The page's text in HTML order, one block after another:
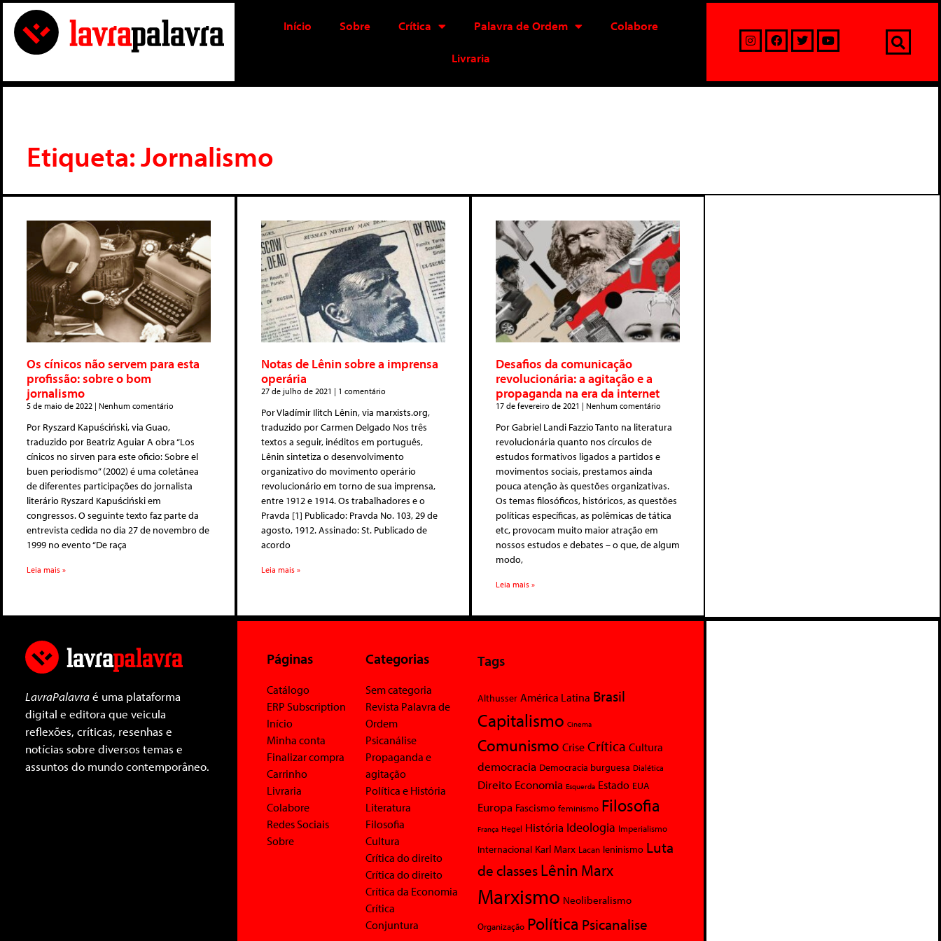
Início Sobre Crítica Palavra de Ordem Colabore
Livraria
Etiqueta: Jornalismo
Os cínicos não servem para esta
profissão: sobre o bom
jornalismo
5 de maio de 2022 Nenhum comentário
Por Ryszard Kapuściński, via Guao,
traduzido por Beatriz Aguiar A obra “Los
cínicos no sirven para este oficio: Sobre el
buen periodismo” (2002) é uma coletânea
de diferentes participações do jornalista
literário Ryszard Kapuściński em
congressos. O seguinte texto faz parte da
entrevista cedida no dia 27 de novembro de
1999 no evento “De raça
Leia mais »
Notas de Lênin sobre a imprensa
operária
27 de julho de 2021 1 comentário
Por Vladímir Ilitch Lênin, via marxists.org,
traduzido por Carmen Delgado Nos três
textos a seguir, inéditos em português,
Lênin sintetiza o desenvolvimento
organizativo do movimento operário
revolucionário em torno de sua imprensa,
entre 1912 e 1914. Os trabalhadores e o
Pravda [1] Publicado: Pravda No. 103, 29 de
agosto, 1912. Assinado: St. Publicado de
acordo
Leia mais »
Desafios da comunicação
revolucionária: a agitação e a
propaganda na era da internet
17 de fevereiro de 2021 Nenhum comentário
Por Gabriel Landi Fazzio Tanto na literatura
revolucionária quanto nos círculos de
estudos formativos ligados a partidos e
movimentos sociais, prestamos ainda
pouca atenção às questões organizativas.
Os temas filosóficos, históricos, as questões
políticas específicas, as polêmicas de tática
etc, provocam muito maior atração em
nossos estudos e debates – o que, de algum
modo,
Leia mais »
LavraPalavraé uma plataforma
digital e editora que veicula
reflexões, críticas, resenhas e
notícias sobre diversos temas e
assuntos do mundo contemporâneo.
Páginas
Catálogo
ERP Subscription
Início
Minha conta
Finalizar compra
Carrinho
Livraria
Colabore
Redes Sociais
Sobre
Categorias
Sem categoria
Revista Palavra de
Ordem
Psicanálise
Propaganda e
agitação
Política e História
Literatura
Filosofia
Cultura
Crítica do direito
Crítica do direito
Crítica da Economia
Crítica
Conjuntura
Tags
Althusser América Latina Brasil
Capitalismo Cinema
Comunismo Crise Crítica Cultura
democracia Democracia burguesa Dialética
Direito Economia Esquerda Estado EUA
Europa Fascismo feminismo Filosofia
França Hegel História Ideologia Imperialismo
Internacional Karl Marx Lacan leninismo Luta
de classesLênin Marx
Marxismo Neoliberalismo
Organização Política Psicanalise